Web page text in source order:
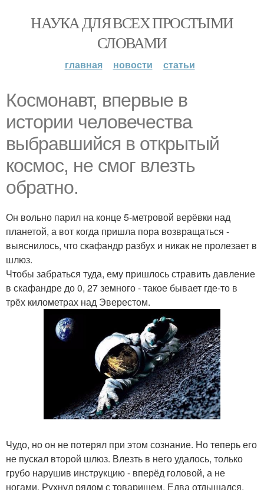
НАУКА ДЛЯ ВСЕХ ПРОСТЫМИ
СЛОВАМИ
главная новости статьи
Космонавт, впервые в
истории человечества
выбравшийся в открытый
космос, не смог влезть
обратно.
Он вольно парил на конце 5-метровой верёвки над
планетой, а вот когда пришла пора возвращаться -
выяснилось, что скафандр разбух и никак не пролезает в
шлюз.
Чтобы забраться туда, ему пришлось стравить давление
в скафандре до 0, 27 земного - такое бывает где-то в
трёх километрах над Эверестом.
Чудо, но он не потерял при этом сознание. Но теперь его
не пускал второй шлюз. Влезть в него удалось, только
грубо нарушив инструкцию - вперёд головой, а не
ногами. Рухнул рядом с товарищем. Едва отдышался,